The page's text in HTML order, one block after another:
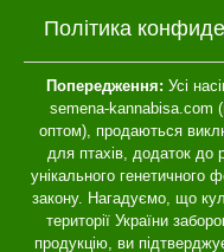
Політика
Попередження: Усі
semena-kannabisa.com
оптом), продаються
для птахів, додаток до
унікального
закону. Нагадуємо, що
території України
продукцію, ви